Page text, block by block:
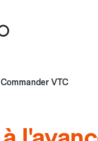
Commander VTC